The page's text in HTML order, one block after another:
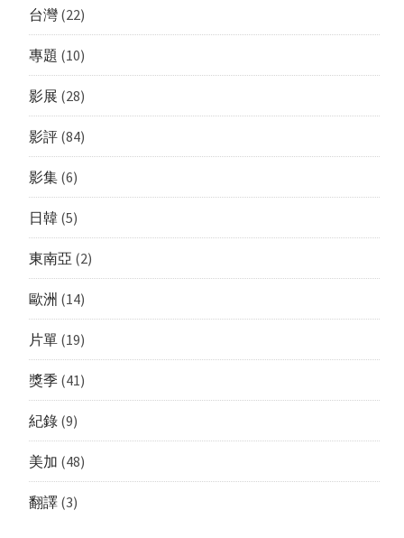
台灣(22)
專題 (10)
影展 (28)
影評(84)
影集(6)
日韓(5)
東南亞 (2)
歐洲 (14)
片單(19)
獎季(41)
紀錄(9)
美加 (48)
翻譯(3)